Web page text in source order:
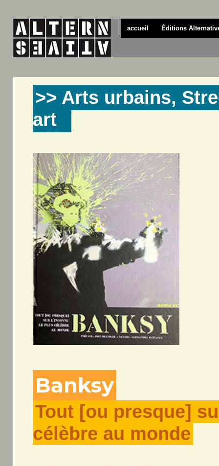
accueil Éditions
>> Arts urbains,
art
Banksy
Tout [ou presque]
célèbre au monde